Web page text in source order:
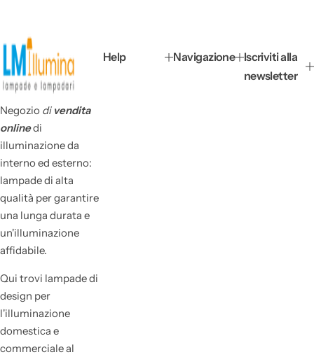
m
e
Negozio di vendita
onlinedi
illuminazione da
interno ed esterno:
lampade di alta
qualità per garantire
una lunga durata e
un'illuminazione
affidabile.
Qui trovi lampade di
design per
l'illuminazione
domestica e
commerciale al
Help Navigazione
Iscriviti alla
newsletter